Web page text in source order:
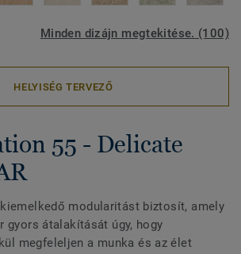
Minden dizájn megtekitése. (100)
HELYISÉG TERVEZŐ
55 - Delicate
modularitást biztosít, amely
gyors átalakítását úgy, hogy
megfeleljen a munka és az élet